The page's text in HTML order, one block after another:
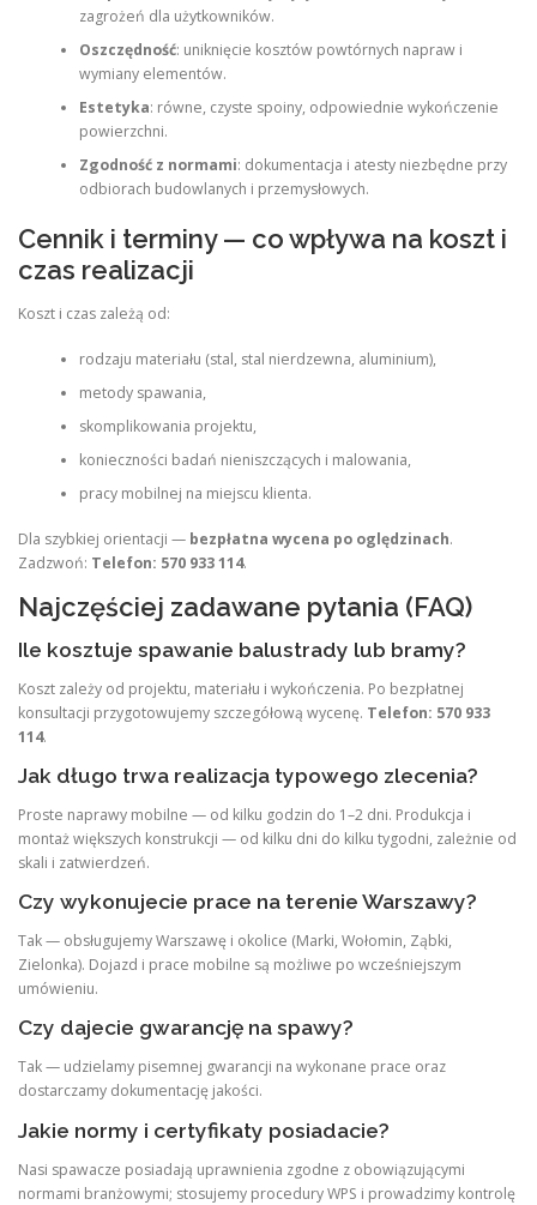
zagrożeń dla użytkowników.
Oszczędność: uniknięcie kosztów powtórnych napraw i
wymiany elementów.
Estetyka: równe, czyste spoiny, odpowiednie wykończenie
powierzchni.
Zgodność z normami: dokumentacja i atesty niezbędne przy
odbiorach budowlanych i przemysłowych.
Cennik i terminy — co wpływa na koszt i
czas realizacji
Koszt i czas zależą od:
rodzaju materiału (stal, stal nierdzewna, aluminium),
metody spawania,
skomplikowania projektu,
konieczności badań nieniszczących i malowania,
pracy mobilnej na miejscu klienta.
Dla szybkiej orientacji — bezpłatna wycena po oględzinach.
Zadzwoń: Telefon: 570 933 114.
Najczęściej zadawane pytania (FAQ)
Ile kosztuje spawanie balustrady lub bramy?
Koszt zależy od projektu, materiału i wykończenia. Po bezpłatnej
konsultacji przygotowujemy szczegółową wycenę. Telefon: 570 933
114.
Jak długo trwa realizacja typowego zlecenia?
Proste naprawy mobilne — od kilku godzin do 1–2 dni. Produkcja i
montaż większych konstrukcji — od kilku dni do kilku tygodni, zależnie od
skali i zatwierdzeń.
Czy wykonujecie prace na terenie Warszawy?
Tak — obsługujemy Warszawę i okolice (Marki, Wołomin, Ząbki,
Zielonka). Dojazd i prace mobilne są możliwe po wcześniejszym
umówieniu.
Czy dajecie gwarancję na spawy?
Tak — udzielamy pisemnej gwarancji na wykonane prace oraz
dostarczamy dokumentację jakości.
Jakie normy i certyfikaty posiadacie?
Nasi spawacze posiadają uprawnienia zgodne z obowiązującymi
normami branżowymi; stosujemy procedury WPS i prowadzimy kontrolę